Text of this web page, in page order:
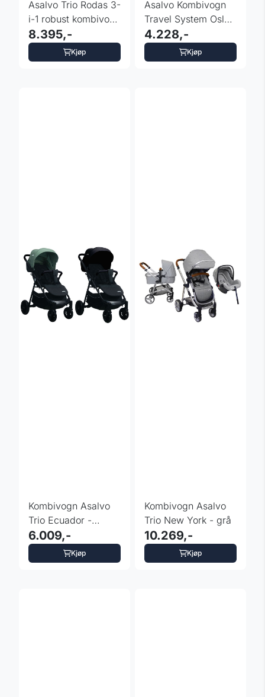
Asalvo Trio Rodas 3-
i-1 robust kombivogn
med bilsete - sort
8.395,-
Kjøp
Asalvo Kombivogn
Travel System Oslo -
Sort
4.228,-
Kjøp
Kombivogn Asalvo
Trio Ecuador -
fargevalg
6.009,-
Kjøp
Kombivogn Asalvo
Trio New York - grå
10.269,-
Kjøp